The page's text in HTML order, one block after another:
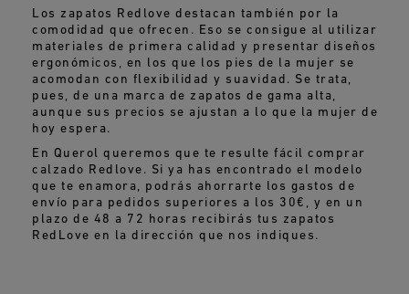
Los zapatos Redlove destacan también por la
comodidad que ofrecen. Eso se consigue al utilizar
materiales de primera calidad y presentar diseños
ergonómicos, en los que los pies de la mujer se
acomodan con flexibilidad y suavidad. Se trata,
pues, de una marca de zapatos de gama alta,
aunque sus precios se ajustan a lo que la mujer de
hoy espera.
En Querol queremos que te resulte fácil comprar
calzado Redlove. Si ya has encontrado el modelo
que te enamora, podrás ahorrarte los gastos de
envío para pedidos superiores a los 30€, y en un
plazo de 48 a 72 horas recibirás tus zapatos
RedLove en la dirección que nos indiques.